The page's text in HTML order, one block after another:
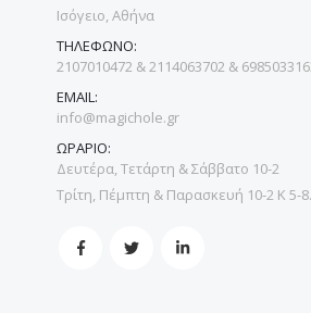
Ισόγειο, Αθήνα
ΤΗΛΕΦΩΝΟ:
2107010472 & 2114063702 &
EMAIL:
info@magichole.gr
ΩΡΑΡΙΟ:
Δευτέρα, Τετάρτη & Σάββατο 10-2
Τρίτη, Πέμπτη & Παρασκευή 10-2 Κ 5-